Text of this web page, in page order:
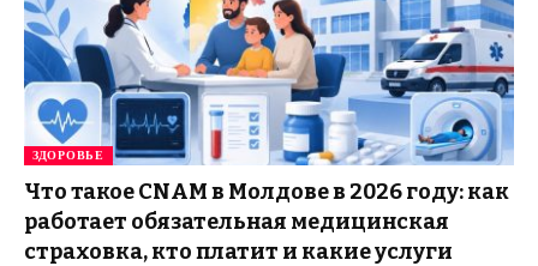
ЗДОРОВЬЕ
Что такое CNAM в Молдове в 2026 году: как
работает обязательная медицинская
страховка, кто платит и какие услуги